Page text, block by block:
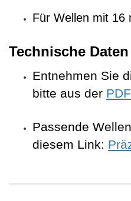
Für Wellen mit 16
Technische Daten
Entnehmen Sie
bitte aus der
Passende
diesem Link: